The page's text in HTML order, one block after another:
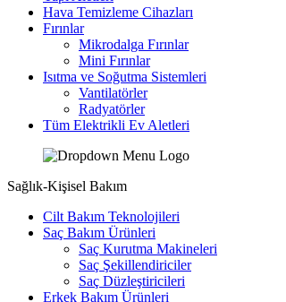
Hava Temizleme Cihazları
Fırınlar
Mikrodalga Fırınlar
Mini Fırınlar
Isıtma ve Soğutma Sistemleri
Vantilatörler
Radyatörler
Tüm Elektrikli Ev Aletleri
Sağlık-Kişisel Bakım
Cilt Bakım Teknolojileri
Saç Bakım Ürünleri
Saç Kurutma Makineleri
Saç Şekillendiriciler
Saç Düzleştiricileri
Erkek Bakım Ürünleri